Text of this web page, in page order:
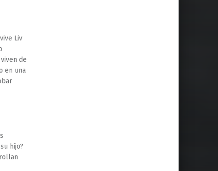
Liv
de
en una
hijo?